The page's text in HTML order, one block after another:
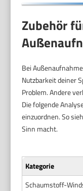
Zubehör
Bei
Nutzbarkeit deiner
Problem. Andere
Die folgende
einzuordnen. So
Sinn macht.
Kategorie
Schaumstoff-